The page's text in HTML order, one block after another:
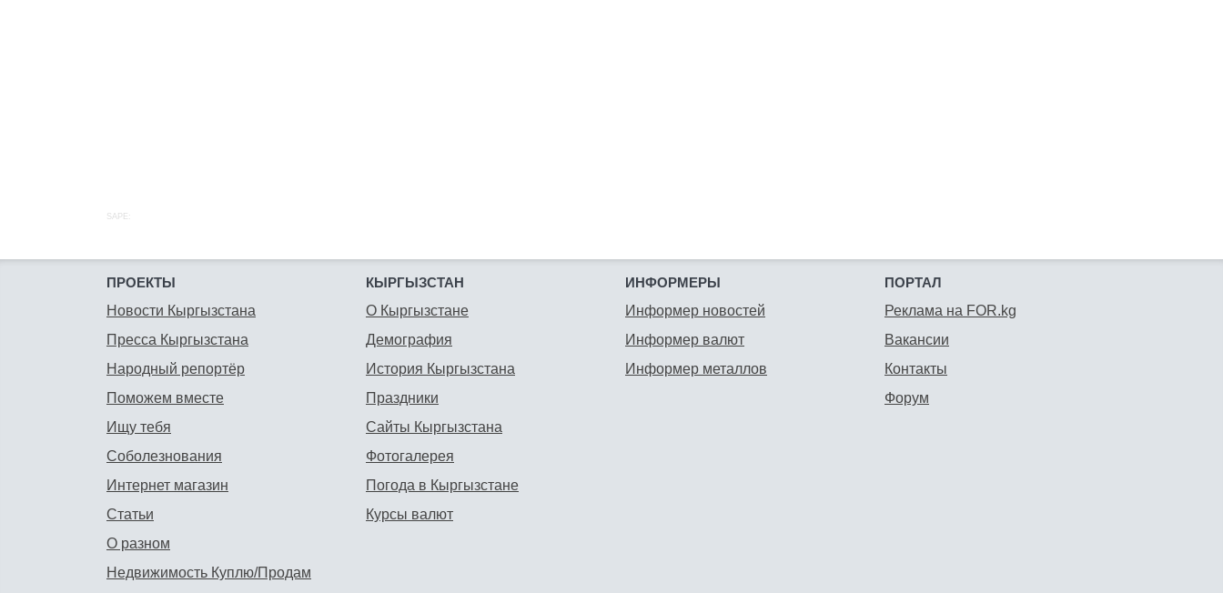
SAPE:
ПРОЕКТЫ
Новости Кыргызстана
Пресса Кыргызстана
Народный репортёр
Поможем вместе
Ищу тебя
Соболезнования
Интернет магазин
Статьи
О разном
Недвижимость Куплю/Продам
КЫРГЫЗСТАН
О Кыргызстане
Демография
История Кыргызстана
Праздники
Сайты Кыргызстана
Фотогалерея
Погода в Кыргызстане
Курсы валют
ИНФОРМЕРЫ
Информер новостей
Информер валют
Информер металлов
ПОРТАЛ
Реклама на FOR.kg
Вакансии
Контакты
Форум